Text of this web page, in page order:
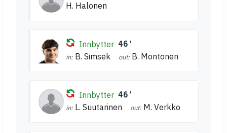
H. Halonen
Innbytter 46'
in: B. Simsek out: B. Montonen
Innbytter 46'
in: L. Suutarinen out: M. Verkko